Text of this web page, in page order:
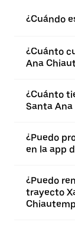
¿Cuándo
¿Cuánto
Ana
¿Cuánto
Santa
¿Puedo
en la app
¿Puedo
trayecto